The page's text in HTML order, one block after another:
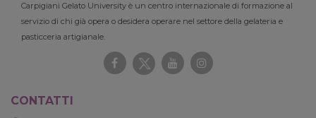
Carpigiani Gelato University è un centro internazionale di formazione al
servizio di chi già opera o desidera operare nel settore della gelateria e
pasticceria artigianale.
CONTATTI